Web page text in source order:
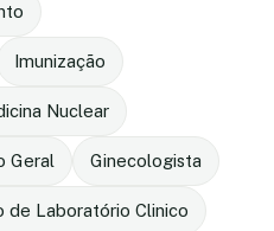
Imunização
Nuclear
Geral Ginecologista
de Laboratório Clinico